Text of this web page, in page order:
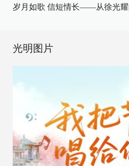
岁月如歌 信短情长——从徐光耀
光明图片